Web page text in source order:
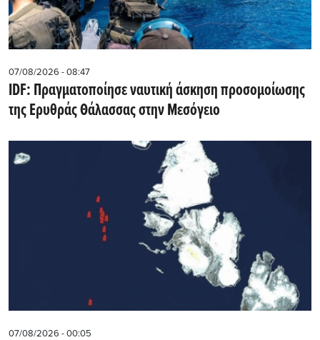
07/08/2026 - 08:47
IDF: Πραγματοποίησε ναυτική άσκηση προσομοίωσης
της Ερυθράς Θάλασσας στην Μεσόγειο
07/08/2026 - 00:05